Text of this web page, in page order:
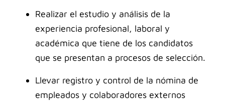
Realizar el estudio y análisis de la
experiencia profesional, laboral y
académica que tiene de los candidatos
que se presentan a procesos de selección.
Llevar registro y control de la nómina de
empleados y colaboradores externos